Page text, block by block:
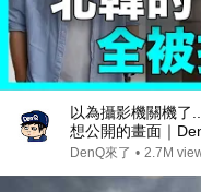
以為攝影機關機了
想公開的畫面｜
DenQ來了 • 2.7M